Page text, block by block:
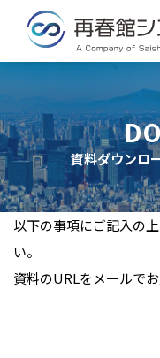
資料ダウンロ
以下の事項にご記入の
い。
資料のURLをメールでお